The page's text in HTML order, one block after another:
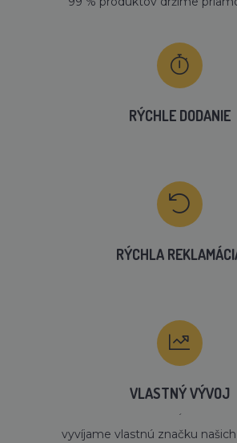
RÝCHLE DODANIE
RÝCHLA
VLASTNÝ VÝVOJ
´
vyvíjame vlastnú značku